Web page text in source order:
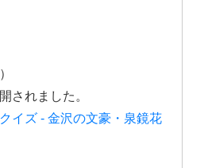
されました。
イズ - 金沢の文豪・泉鏡花